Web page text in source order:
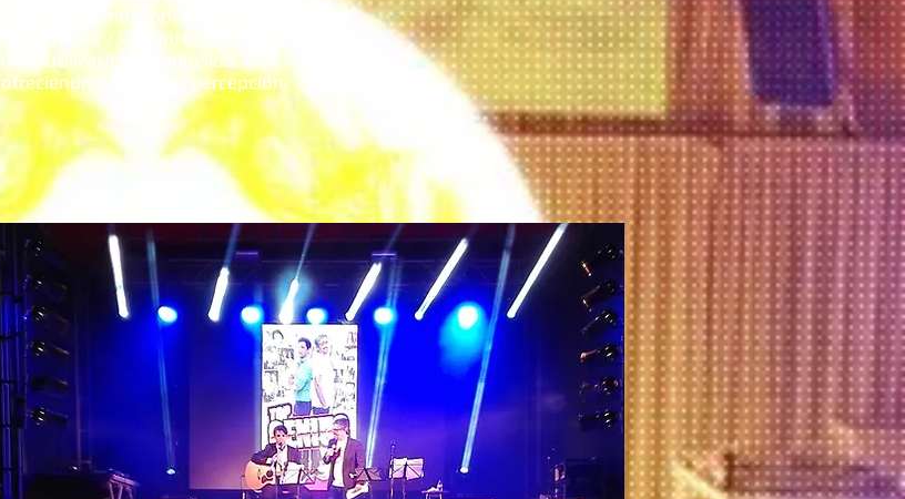
sobre el mismo, podemos dar al
consumidor / visitante una mejor idea
de la utilización de aquéllos,
ofreciendo una mayor percepción.